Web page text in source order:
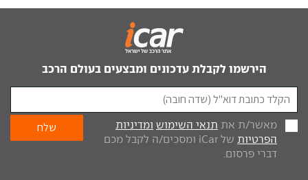
הירשמו לקבלת עדכונים ומבצעים בעולם הרכב
מאשר/ת את תנאי השימוש ומדיניות
הפרטיות
של iCar ומסכים/ה לקבל מכם
דברי פרסום.